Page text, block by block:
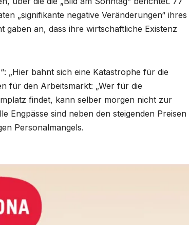
„signifikante negative Veränderungen“ ihres
gaben an, dass ihre wirtschaftliche Existenz
„Hier bahnt sich eine Katastrophe für die
für den Arbeitsmarkt: „Wer für die
findet, kann selber morgen nicht zur
Engpässe sind neben den steigenden Preisen
Personalmangels.